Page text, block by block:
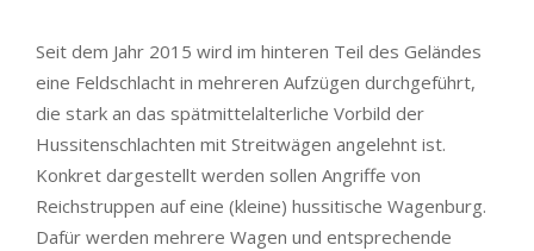
Seit dem Jahr 2015 wird im hinteren Teil des Geländes
eine Feldschlacht in mehreren Aufzügen durchgeführt,
die stark an das spätmittelalterliche Vorbild der
Hussitenschlachten mit Streitwägen angelehnt ist.
Konkret dargestellt werden sollen Angriffe von
Reichstruppen auf eine (kleine) hussitische Wagenburg.
Dafür werden mehrere Wagen und entsprechende